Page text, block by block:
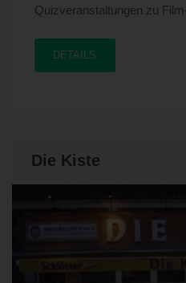
Quizveranstaltungen zu
DETAILS
Die Kiste